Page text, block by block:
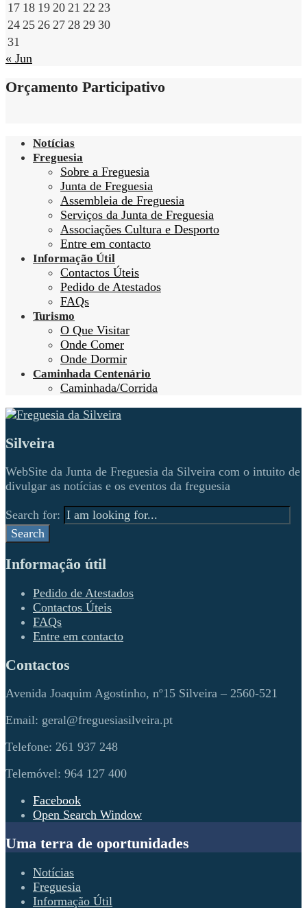
17 18 19 20 21 22 23
24 25 26 27 28 29 30
31
« Jun
Orçamento Participativo
Notícias
Freguesia
Sobre a Freguesia
Junta de Freguesia
Assembleia de Freguesia
Serviços da Junta de Freguesia
Associações Cultura e Desporto
Entre em contacto
Informação Útil
Contactos Úteis
Pedido de Atestados
FAQs
Turismo
O Que Visitar
Onde Comer
Onde Dormir
Caminhada Centenário
Caminhada/Corrida
Silveira
WebSite da Junta de Freguesia da Silveira com o intuito de
divulgar as notícias e os eventos da freguesia
Search for:
Search
Informação útil
Pedido de Atestados
Contactos Úteis
FAQs
Entre em contacto
Contactos
Avenida Joaquim Agostinho, nº15 Silveira – 2560-521
Email: geral@freguesiasilveira.pt
Telefone: 261 937 248
Telemóvel: 964 127 400
Facebook
Open Search Window
Uma terra de oportunidades
Notícias
Freguesia
Informação Útil